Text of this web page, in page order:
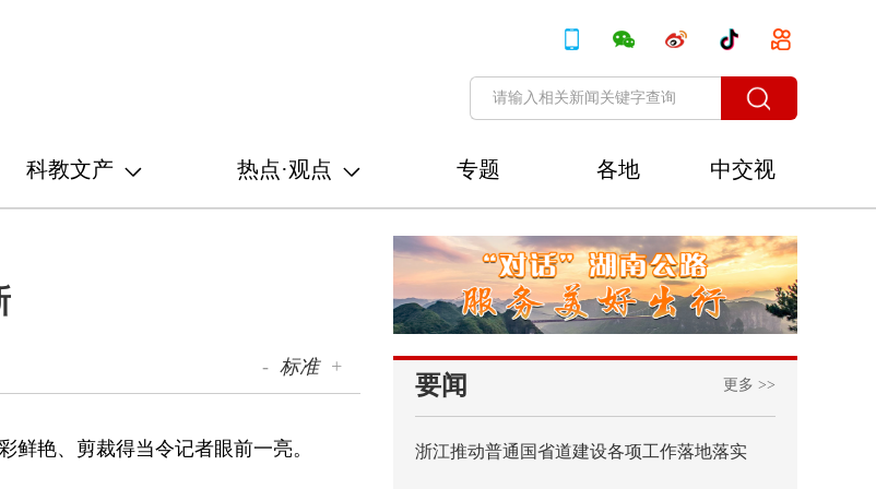
科教文产 热点·观点 专题 各地
中交视
讯
- 标准 +
艳、剪裁得当令记者眼前一亮。
要闻 更多 >>
浙江推动普通国省道建设各项工作落地落实